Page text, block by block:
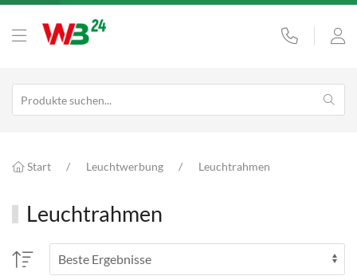
Start Leuchtwerbung Leuchtrahmen
Leuchtrahmen